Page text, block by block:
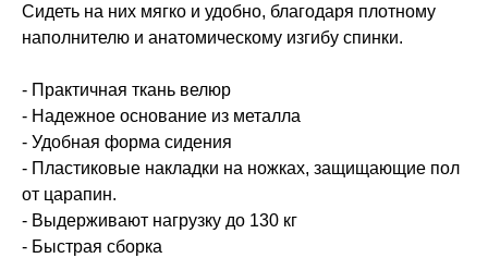
Сидеть на них мягко и удобно, благодаря плотному
наполнителю и анатомическому изгибу спинки.
- Практичная ткань велюр
- Надежное основание из металла
- Удобная форма сидения
- Пластиковые накладки на ножках, защищающие пол
от царапин.
- Выдерживают нагрузку до 130 кг
- Быстрая сборка